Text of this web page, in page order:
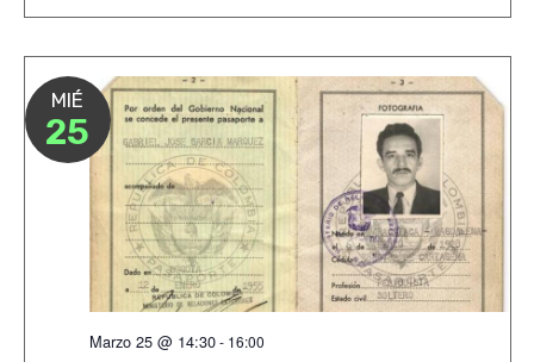
MIÉ
25
Marzo 25 @ 14:30- 16:00